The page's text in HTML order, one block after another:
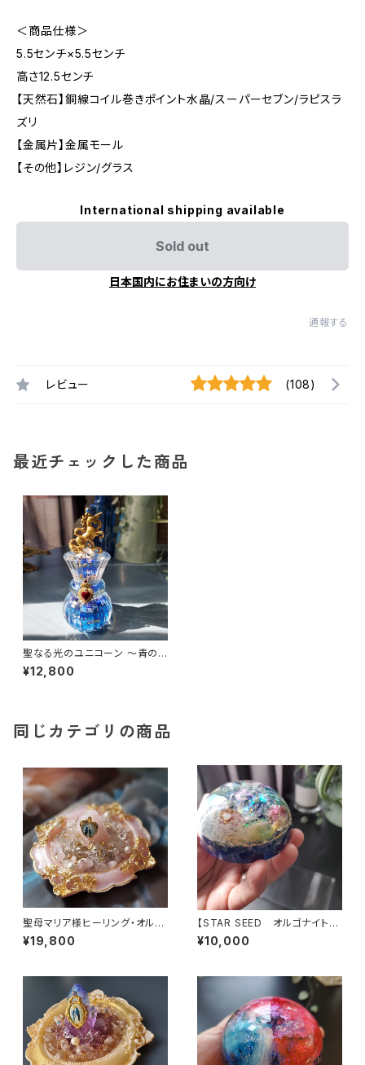
＜商品仕様＞
5.5センチ×5.5センチ
高さ12.5センチ
【天然石】銅線コイル巻きポイント水晶/スーパーセブン/ラピスラ
ズリ
【金属片】金属モール
【その他】レジン/グラス
International shipping available
Sold out
日本国内にお住まいの方向け
通報する
レビュー (108)
最近チェックした商品
聖なる光のユニコーン ～青の
聖杯～
¥12,800
同じカテゴリの商品
聖母マリア様ヒーリング・オルゴ
ナイト～マリアピンクの光～
¥19,800
【STAR SEED オルゴナイト】
～あなたへのメッセージ付き
¥10,000